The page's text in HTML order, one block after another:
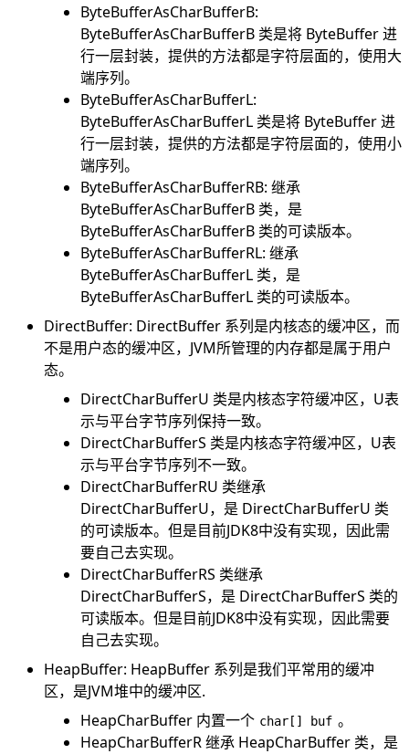
ByteBufferAsCharBufferB:
ByteBufferAsCharBufferB 类是将 ByteBuffer 进
行一层封装，提供的方法都是字符层面的，使用大
端序列。
ByteBufferAsCharBufferL:
ByteBufferAsCharBufferL 类是将 ByteBuffer 进
行一层封装，提供的方法都是字符层面的，使用小
端序列。
ByteBufferAsCharBufferRB: 继承
ByteBufferAsCharBufferB 类，是
ByteBufferAsCharBufferB 类的可读版本。
ByteBufferAsCharBufferRL: 继承
ByteBufferAsCharBufferL 类，是
ByteBufferAsCharBufferL 类的可读版本。
DirectBuffer: DirectBuffer 系列是内核态的缓冲区，而
不是用户态的缓冲区，JVM所管理的内存都是属于用户
态。
DirectCharBufferU 类是内核态字符缓冲区，U表
示与平台字节序列保持一致。
DirectCharBufferS 类是内核态字符缓冲区，U表
示与平台字节序列不一致。
DirectCharBufferRU 类继承
DirectCharBufferU，是 DirectCharBufferU 类
的可读版本。但是目前JDK8中没有实现，因此需
要自己去实现。
DirectCharBufferRS 类继承
DirectCharBufferS，是 DirectCharBufferS 类的
可读版本。但是目前JDK8中没有实现，因此需要
自己去实现。
HeapBuffer: HeapBuffer 系列是我们平常用的缓冲
区，是JVM堆中的缓冲区.
HeapCharBuffer 内置一个 char[] buf 。
HeapCharBufferR 继承 HeapCharBuffer 类，是